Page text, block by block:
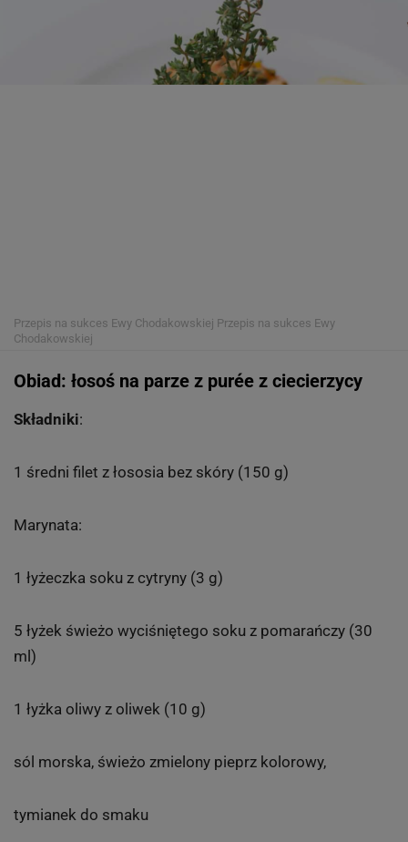
Przepis na sukces Ewy Chodakowskiej Przepis na sukces Ewy
Chodakowskiej
Obiad: łosoś na parze z purée z ciecierzycy
Składniki:
1 średni filet z łososia bez skóry (150 g)
Marynata:
1 łyżeczka soku z cytryny (3 g)
5 łyżek świeżo wyciśniętego soku z pomarańczy (30
ml)
1 łyżka oliwy z oliwek (10 g)
sól morska, świeżo zmielony pieprz kolorowy,
tymianek do smaku